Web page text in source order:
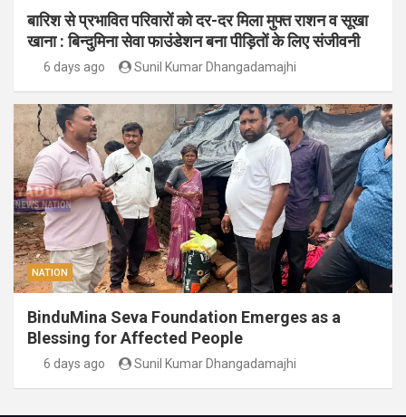
बारिश से प्रभावित परिवारों को दर-दर मिला मुफ्त राशन व सूखा
खाना : बिन्दुमिना सेवा फाउंडेशन बना पीड़ितों के लिए संजीवनी
6 days ago Sunil Kumar Dhangadamajhi
NATION
BinduMina Seva Foundation Emerges as a
Blessing for Affected People
6 days ago Sunil Kumar Dhangadamajhi